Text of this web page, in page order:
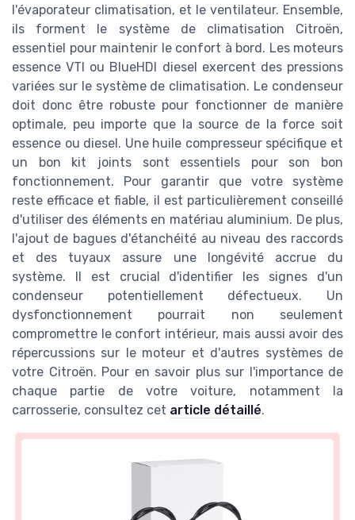
l'évaporateur climatisation, et le ventilateur. Ensemble,
ils forment le système de climatisation Citroën,
essentiel pour maintenir le confort à bord. Les moteurs
essence VTI ou BlueHDI diesel exercent des pressions
variées sur le système de climatisation. Le condenseur
doit donc être robuste pour fonctionner de manière
optimale, peu importe que la source de la force soit
essence ou diesel. Une huile compresseur spécifique et
un bon kit joints sont essentiels pour son bon
fonctionnement. Pour garantir que votre système
reste efficace et fiable, il est particulièrement conseillé
d'utiliser des éléments en matériau aluminium. De plus,
l'ajout de bagues d'étanchéité au niveau des raccords
et des tuyaux assure une longévité accrue du
système. Il est crucial d'identifier les signes d'un
condenseur potentiellement défectueux. Un
dysfonctionnement pourrait non seulement
compromettre le confort intérieur, mais aussi avoir des
répercussions sur le moteur et d'autres systèmes de
votre Citroën. Pour en savoir plus sur l'importance de
chaque partie de votre voiture, notamment la
carrosserie, consultez cet article détaillé.